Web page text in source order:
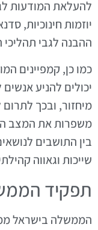
להעלאת המודעות
יוזמות חינוכיות,
ההבנה לגבי תהליכי
כמו כן, קמפיינים
יכולים להניע
מיחזור, ובכך
משפרות את המצב
בין התושבים
שייכות וגאווה
תפקיד
הממשלה בישראל